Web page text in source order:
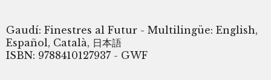
Gaudí: Finestres al Futur - Multilingüe: English,
Español, Català, 日本語
ISBN: 9788410127937 - GWF